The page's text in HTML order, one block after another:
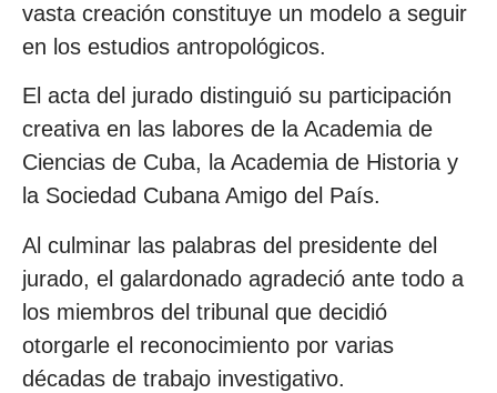
vasta creación constituye un modelo a seguir
en los estudios antropológicos.
El acta del jurado distinguió su participación
creativa en las labores de la Academia de
Ciencias de Cuba, la Academia de Historia y
la Sociedad Cubana Amigo del País.
Al culminar las palabras del presidente del
jurado, el galardonado agradeció ante todo a
los miembros del tribunal que decidió
otorgarle el reconocimiento por varias
décadas de trabajo investigativo.